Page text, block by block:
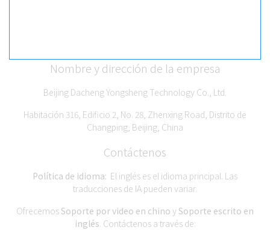
Nombre y dirección de la empresa
Beijing Dacheng Yongsheng Technology Co., Ltd.
Habitación 316, Edificio 2, No. 28, Zhenxing Road, Distrito de
Changping, Beijing, China
Contáctenos
Política de idioma: El inglés es el idioma principal. Las
traducciones de IA pueden variar.
OfrecemosSoporte por video en chino ySoporte escrito en
inglés. Contáctenos a través de: